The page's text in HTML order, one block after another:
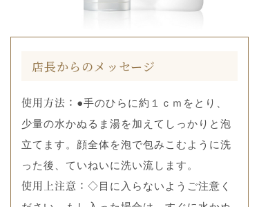
店長からのメッセージ
使用方法： ●手のひらに約１ｃｍをとり、
少量の水かぬるま湯を加えてしっかりと泡
立てます。顔全体を泡で包みこむように洗
った後、ていねいに洗い流します。
使用上注意： ◇目に入らないようご注意く